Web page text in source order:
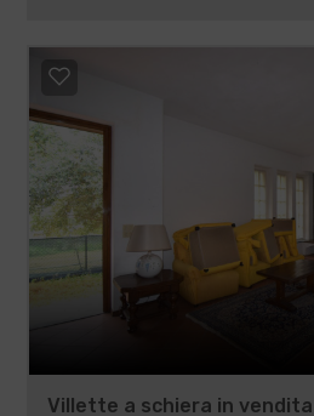
Villette a schiera in